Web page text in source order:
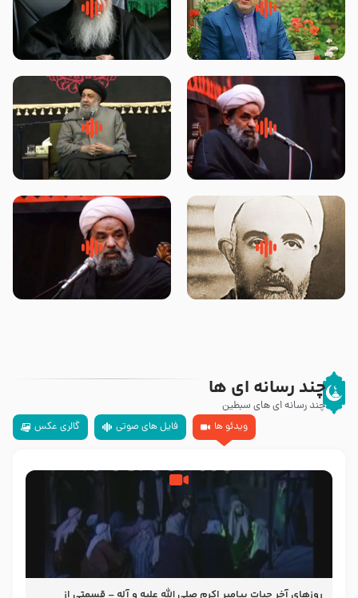
پیامبر صلی الله علیه وآله و سلم
فرمودند وای بر بچه های آخر
زوّار اربعین امام حسین (علیه
السلام) با این اشتیاق به زیارت
روضه جانسوز پاره های جگر امام
حسن مجتبی علیه السلام-حجت
لقب حضرت رقیه سلام الله علیها به
چه معناست – حجت الاسلام علوی
روضه‌ی مجلس یزید ملعون و
اسارت اهل‌بیت علیهم‌السلام –
سلام جوانی که امام حسین علیه
السلام خودش جوابش را دادند
چند رسانه ای ها
چند رسانه ای های سبطین
ویدئو ها
فایل های صوتی گالری عکس
روزهای آخر حیات پیامبر اکرم صلی الله علیه و آله – قسمتی از